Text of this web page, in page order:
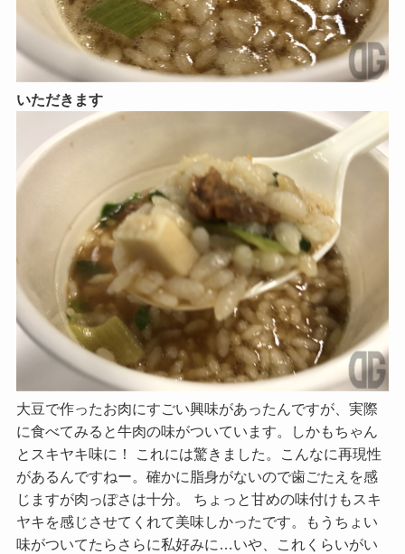
いただきます
大豆で作ったお肉にすごい興味があったんですが、実際
に食べてみると牛肉の味がついています。しかもちゃん
とスキヤキ味に！ これには驚きました。こんなに再現性
があるんですねー。確かに脂身がないので歯ごたえを感
じますが肉っぽさは十分。 ちょっと甘めの味付けもスキ
ヤキを感じさせてくれて美味しかったです。もうちょい
味がついてたらさらに私好みに…いや、これくらいがい